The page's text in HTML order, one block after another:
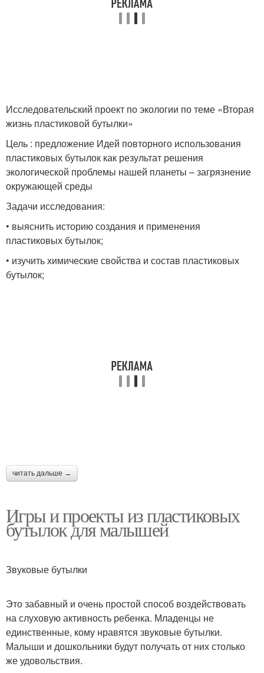
Бордюр из бутылок
Бутылки в качестве
Поделка из
пластиковых бутылок
Бутылки для хранения
Исследовательский проект по экологии по теме «Вторая
жизнь пластиковой бутылки»
Цель : предложение Идей повторного использования
пластиковых бутылок как результат решения
экологической проблемы нашей планеты – загрязнение
окружающей среды
Задачи исследования:
• выяснить историю создания и применения
пластиковых бутылок;
• изучить химические свойства и состав пластиковых
бутылок;
читать дальше →
Игры и проекты из пластиковых
бутылок для малышей
Звуковые бутылки
Это забавный и очень простой способ воздействовать
на слуховую активность ребенка. Младенцы не
единственные, кому нравятся звуковые бутылки.
Малыши и дошкольники будут получать от них столько
же удовольствия.